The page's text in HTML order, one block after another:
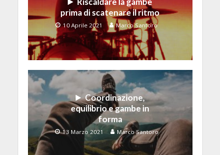
prima di scatenare il ritmo
10 Aprile 2021 Marco Santoro
Coordinazione,
equilibrio e gambe in
forma
13 Marzo 2021 Marco Santoro